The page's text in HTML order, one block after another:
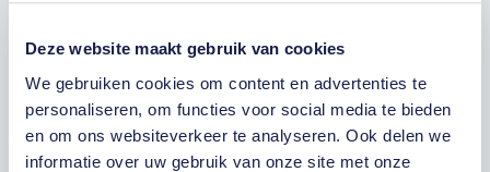
Deze website maakt gebruik van cookies
We gebruiken cookies om content en advertenties te
personaliseren, om functies voor social media te bieden
en om ons websiteverkeer te analyseren. Ook delen we
informatie over uw gebruik van onze site met onze
ACHTERNAAM
E-MAILADRES